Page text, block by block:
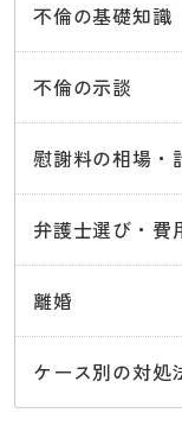
不倫の基礎知識
不倫の示談
慰謝料の相場・
弁護士選び・費
離婚
ケース別の対処